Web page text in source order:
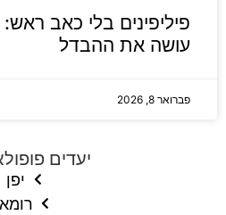
פיליפינים בלי כאב ראש:
עושה את ההבדל
פברואר 8, 2026
יעדים
יפן
רומא